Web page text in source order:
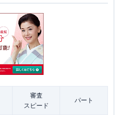
審査
スピード
パート